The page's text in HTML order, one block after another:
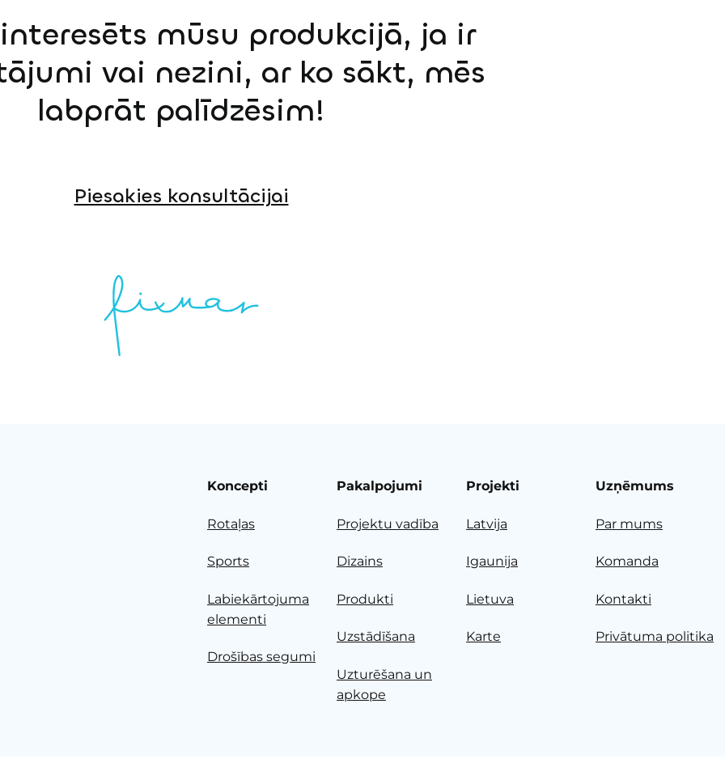
mūsu produkcijā, ja ir
vai nezini, ar ko sākt, mēs
labprāt palīdzēsim!
Piesakies konsultācijai
Koncepti
Rotaļas
Sports
Labiekārtojuma
elementi
Drošības segumi
Pakalpojumi
Projektu vadība
Dizains
Produkti
Uzstādīšana
Uzturēšana un
apkope
Projekti
Latvija
Igaunija
Lietuva
Karte
Uzņēmums
Par mums
Komanda
Kontakti
Privātuma politika